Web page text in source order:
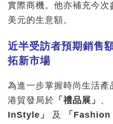
實際商機。他亦補充今
美元的生意額。
近半受訪者預期銷售
拓新市場
為進一步掌握時尚生活產
港貿發局於 「 禮品展 」 、
InStyle 」 及 「